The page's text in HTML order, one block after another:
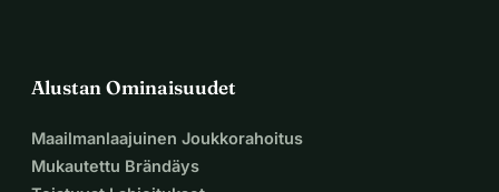
Alustan Ominaisuudet
Maailmanlaajuinen Joukkorahoitus
Mukautettu Brändäys